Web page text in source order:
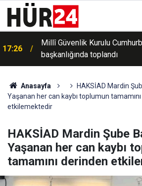
17:26
Millî Güvenlik Kurulu
başkanlığında toplandı
17:23
Gaziantep'te haklarında
bulunan 2 hükümlü yakalandı
Anasayfa
HAKSİAD Mardin
Yaşanan her can kaybı toplumun
etkilemektedir
HAKSİAD Mardin Şube
Yaşanan her can kaybı
tamamını derinden